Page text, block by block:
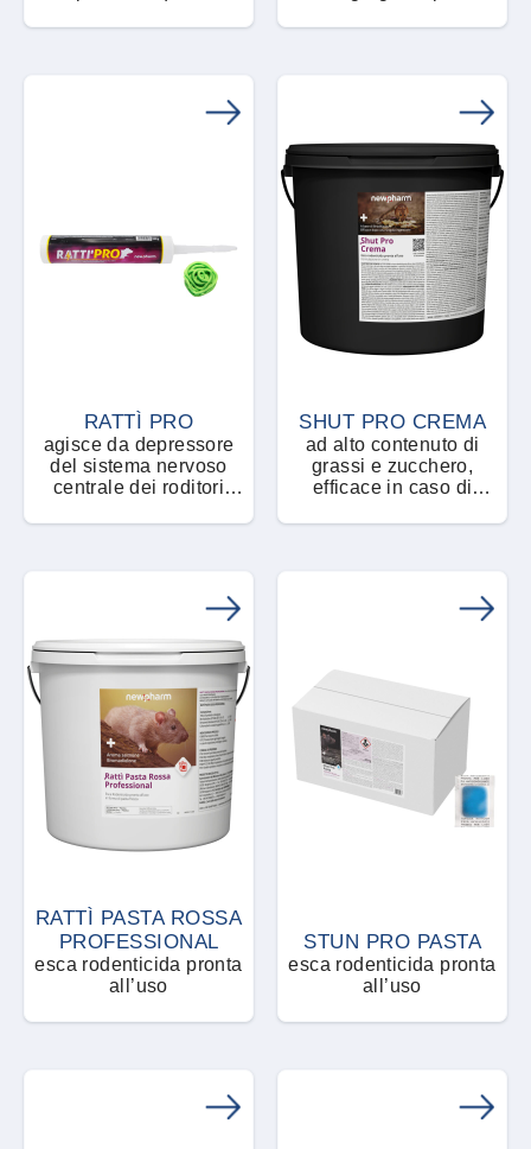
RATTÌ PRO
agisce da depressore
del sistema nervoso
centrale dei roditori
livello periferico
SHUT PRO CREMA
ad alto contenuto di
grassi e zucchero,
efficace in caso di
RATTÌ PASTA ROSSA
PROFESSIONAL
esca rodenticida pronta
all’uso
STUN PRO PASTA
esca rodenticida pronta
all’uso